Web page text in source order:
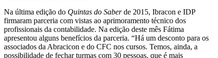
Na última edição do Quintas do Saberde 2015, Ibracon e IDP
firmaram parceria com vistas ao aprimoramento técnico dos
profissionais da contabilidade. Na edição deste mês Fátima
apresentou alguns benefícios da parceria. “Há um desconto para os
associados da Abracicon e do CFC nos cursos. Temos, ainda, a
possibilidade de fechar turmas com 30 pessoas, que é mais